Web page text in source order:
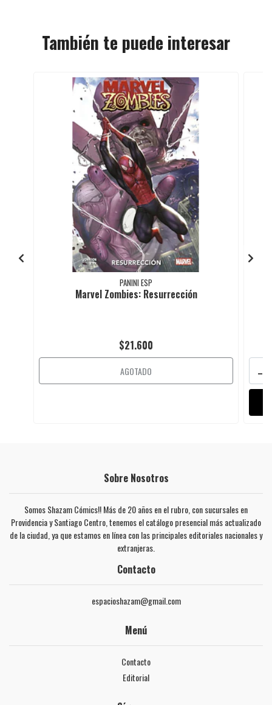
También te puede interesar
PANINI ESP
Marvel Zombies: Resurrección
$21.600
AGOTADO -
Sobre Nosotros
Somos Shazam Cómics!! Más de 20 años en el rubro, con sucursales en
Providencia y Santiago Centro, tenemos el catálogo presencial más actualizado
de la ciudad, ya que estamos en línea con las principales editoriales nacionales y
extranjeras.
Contacto
espacioshazam@gmail.com
Menú
Contacto
Editorial